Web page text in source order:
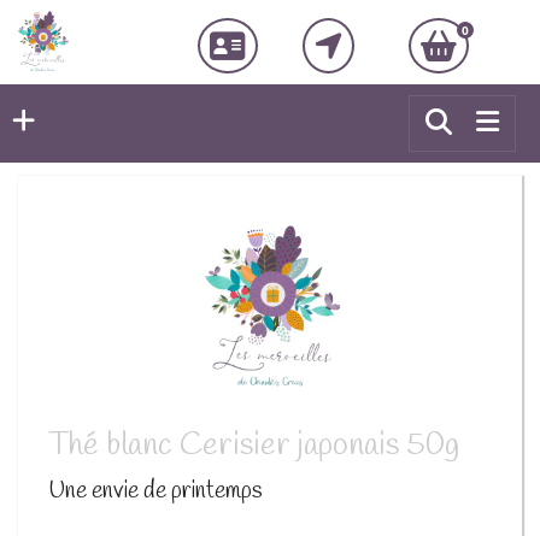
0
Thé blanc Cerisier japonais 50g
Une envie de printemps